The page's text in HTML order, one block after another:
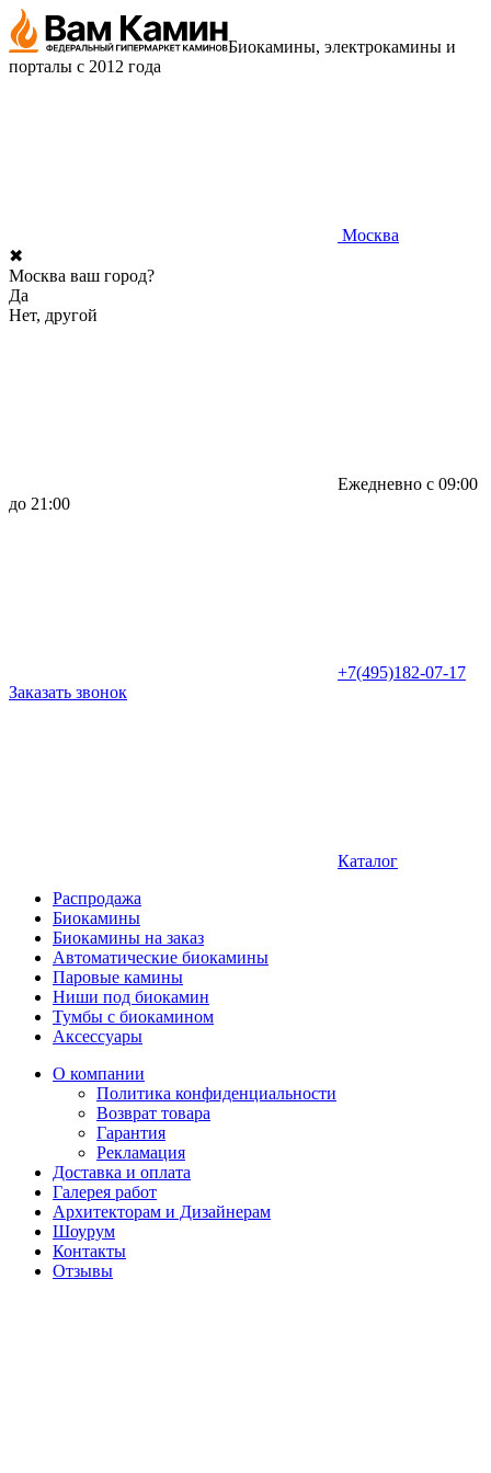
Биокамины, электрокамины и
порталы с 2012 года
Москва
✖
Москва ваш город?
Да
Нет, другой
Ежедневно с 09:00
до 21:00
+7(495)182-07-17
Заказать звонок
Каталог
Распродажа
Биокамины
Биокамины на заказ
Автоматические биокамины
Паровые камины
Ниши под биокамин
Тумбы с биокамином
Аксессуары
О компании
Политика конфиденциальности
Возврат товара
Гарантия
Рекламация
Доставка и оплата
Галерея работ
Архитекторам и Дизайнерам
Шоурум
Контакты
Отзывы